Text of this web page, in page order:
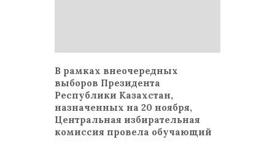
В рамках внеочередных
выборов Президента
Республики Казахстан,
назначенных на 20 ноября,
Центральная избирательная
комиссия провела обучающий